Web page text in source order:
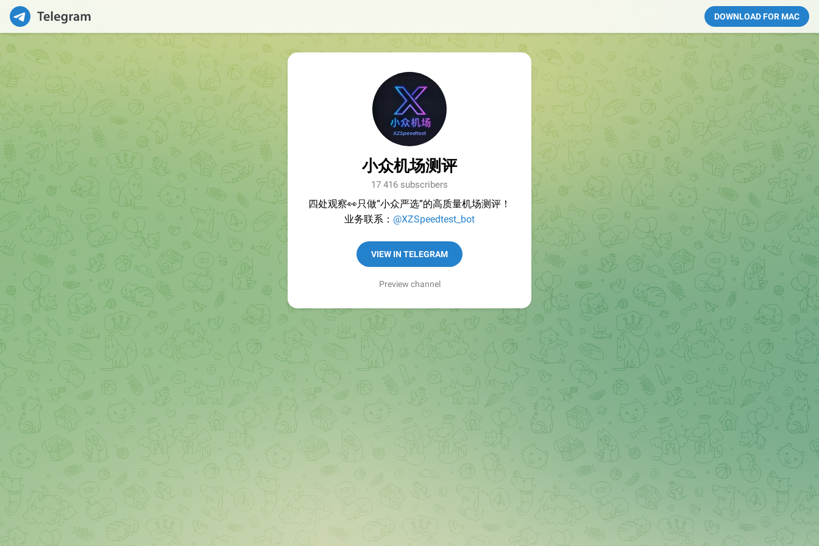
DOWNLOAD FOR MAC
小众机场测评
17 416 subscribers
四处观察👀只做“小众严选”的高质量机场测评！
业务联系： @XZSpeedtest_bot
VIEW IN TELEGRAM
Preview channel